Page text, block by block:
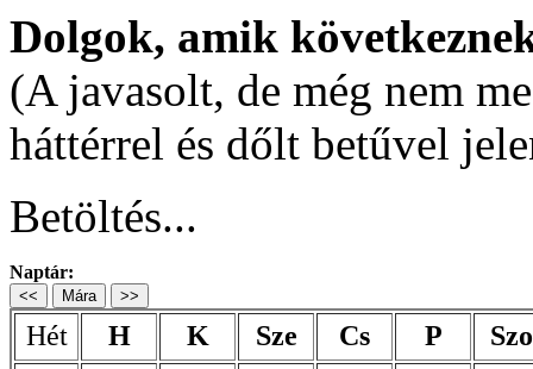
Dolgok, amik
(A javasolt, de még nem
háttérrel és dőlt betűvel
Betöltés...
Naptár:
<< Mára >>
Hét H K Sze Cs P Szo